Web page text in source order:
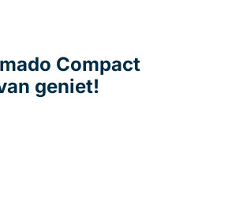
Compact
geniet!